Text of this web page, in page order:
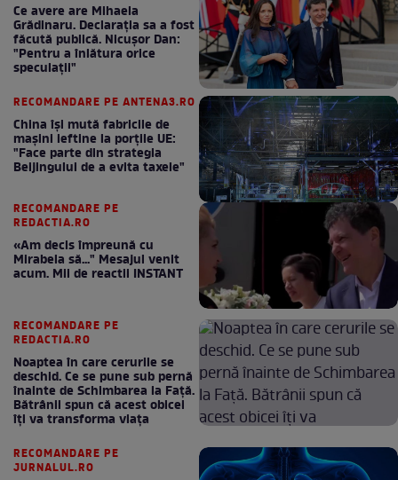
Ce avere are Mihaela
Grădinaru. Declarația sa a fost
făcută publică. Nicușor Dan:
"Pentru a înlătura orice
speculații"
RECOMANDARE PE ANTENA3.RO
China își mută fabricile de
mașini ieftine la porțile UE:
"Face parte din strategia
Beijingului de a evita taxele"
RECOMANDARE PE
REDACTIA.RO
«Am decis împreună cu
Mirabela să..." Mesajul venit
acum. Mii de reactii INSTANT
RECOMANDARE PE
REDACTIA.RO
Noaptea în care cerurile se
deschid. Ce se pune sub pernă
înainte de Schimbarea la Față.
Bătrânii spun că acest obicei
îți va transforma viața
RECOMANDARE PE
JURNALUL.RO